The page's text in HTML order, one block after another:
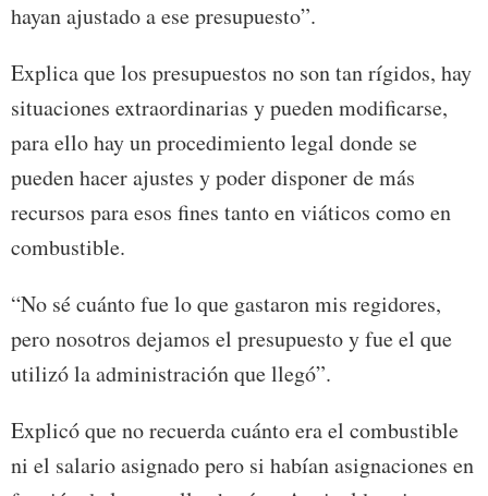
hayan ajustado a ese presupuesto”.
Explica que los presupuestos no son tan rígidos, hay
situaciones extraordinarias y pueden modificarse,
para ello hay un procedimiento legal donde se
pueden hacer ajustes y poder disponer de más
recursos para esos fines tanto en viáticos como en
combustible.
“No sé cuánto fue lo que gastaron mis regidores,
pero nosotros dejamos el presupuesto y fue el que
utilizó la administración que llegó”.
Explicó que no recuerda cuánto era el combustible
ni el salario asignado pero si habían asignaciones en